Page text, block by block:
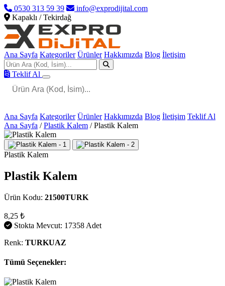
0530 313 59 39
info@exprodijital.com
Kapaklı / Tekirdağ
Ana Sayfa Kategoriler Ürünler Hakkımızda Blog İletişim
Teklif Al
Ana Sayfa Kategoriler Ürünler Hakkımızda Blog İletişim Teklif Al
Ana Sayfa / Plastik Kalem / Plastik Kalem
Plastik Kalem
Plastik Kalem
Ürün Kodu: 21500TURK
8,25 ₺
Stokta Mevcut: 17358 Adet
Renk: TURKUAZ
Tümü Seçenekler: